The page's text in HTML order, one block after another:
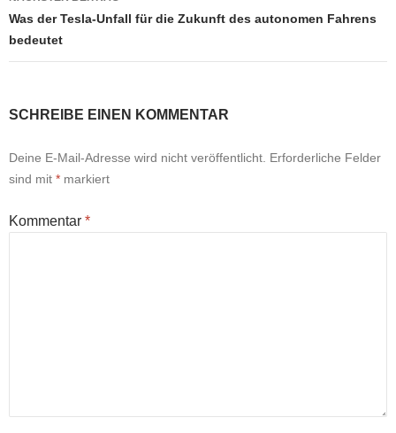
Was der Tesla-Unfall für die Zukunft des autonomen Fahrens
bedeutet
SCHREIBE EINEN KOMMENTAR
Deine E-Mail-Adresse wird nicht veröffentlicht. Erforderliche Felder
sind mit * markiert
Kommentar *